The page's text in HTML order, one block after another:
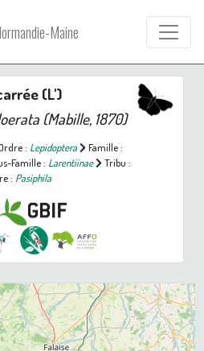
Maine
(L')
(Mabille, 1870)
: Lepidoptera
Famille :
Famille : Larentiinae
Tribu :
: Pasiphila